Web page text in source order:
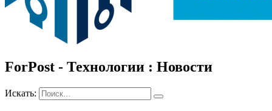
ForPost - Технологии : Новости
Искать: